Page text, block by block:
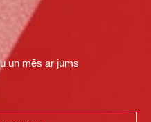
un mēs ar jums